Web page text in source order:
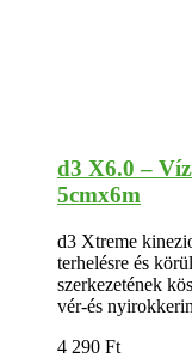
d3 X6.0 –
5cmx6m
d3 Xtreme
terhelésre és
szerkezetének
vér-és
4 290 Ft